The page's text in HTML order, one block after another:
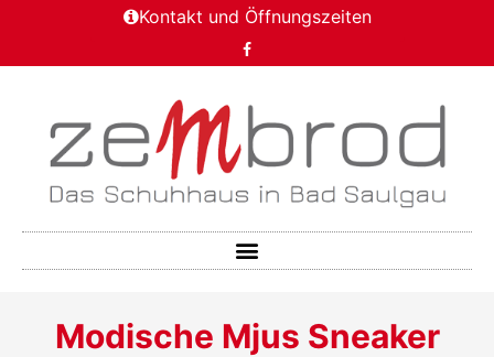
Kontakt und Öffnungszeiten
Modische Mjus Sneaker